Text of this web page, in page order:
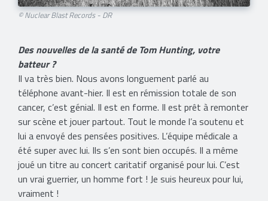
© Nuclear Blast Records - DR
Des nouvelles de la santé de Tom Hunting, votre
batteur ?
Il va très bien. Nous avons longuement parlé au
téléphone avant-hier. Il est en rémission totale de son
cancer, c’est génial. Il est en forme. Il est prêt à remonter
sur scène et jouer partout. Tout le monde l’a soutenu et
lui a envoyé des pensées positives. L’équipe médicale a
été super avec lui. Ils s’en sont bien occupés. Il a même
joué un titre au concert caritatif organisé pour lui. C’est
un vrai guerrier, un homme fort ! Je suis heureux pour lui,
vraiment !